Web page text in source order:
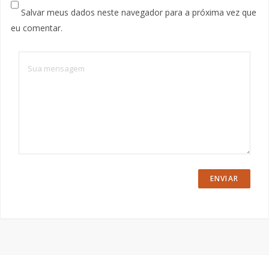
Salvar meus dados neste navegador para a próxima vez que
eu comentar.